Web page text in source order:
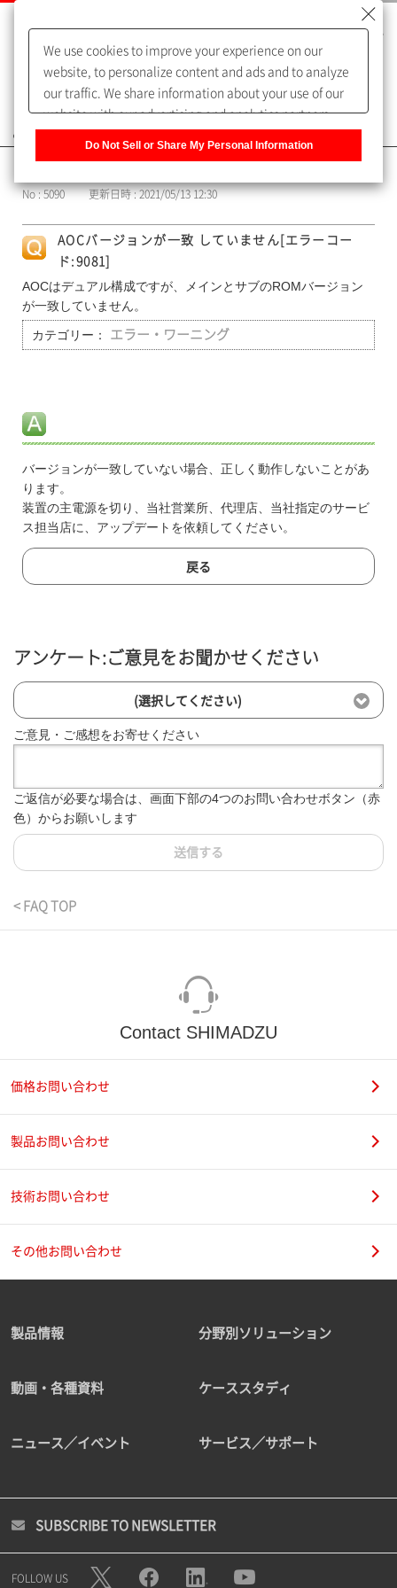
よくあるご質問（FAQ）
No : 5090 更新日時 : 2021/05/13 12:30
AOCバージョンが一致 していません[エラーコー
ド:9081]
AOCはデュアル構成ですが、メインとサブのROMバージョン
が一致していません。
カテゴリー： エラー・ワーニング
バージョンが一致していない場合、正しく動作しないことがあ
ります。
装置の主電源を切り、当社営業所、代理店、当社指定のサービ
ス担当店に、アップデートを依頼してください。
戻る
アンケート:ご意見をお聞かせください
(選択してください)
ご意見・ご感想をお寄せください
ご返信が必要な場合は、画面下部の4つのお問い合わせボタン（赤
色）からお願いします
送信する
< FAQ TOP
Contact SHIMADZU
価格お問い合わせ
製品お問い合わせ
技術お問い合わせ
その他お問い合わせ
製品情報 分野別ソリューション
動画・各種資料 ケーススタディ
ニュース／イベント サービス／サポート
SUBSCRIBE TO NEWSLETTER
FOLLOW US
We use cookies to improve your experience on our
website, to personalize content and ads and to analyze
our traffic. We share information about your use of our
website with our advertising and analytics partners,
of our sharing information about you with our partners.
Information] to customize your cookie settings on our
website.Privacy Policy
Do Not Sell or Share My Personal Information